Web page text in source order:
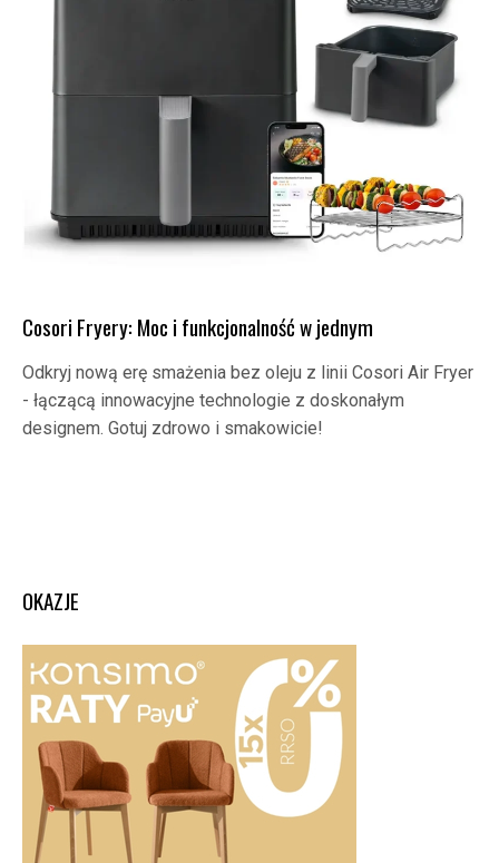
Cosori Fryery: Moc i funkcjonalność w jednym
Odkryj nową erę smażenia bez oleju z linii Cosori Air Fryer
- łączącą innowacyjne technologie z doskonałym
designem. Gotuj zdrowo i smakowicie!
OKAZJE